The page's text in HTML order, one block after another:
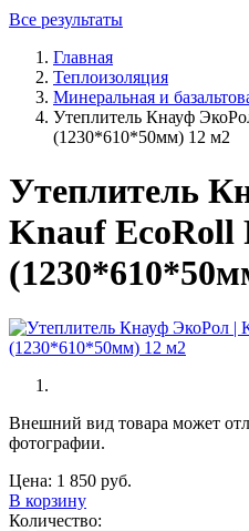
Все результаты
Главная
Теплоизоляция
Минеральная и
Утеплитель Кнауф
(1230*610*50мм) 12 м2
Утеплитель
Knauf EcoRoll
Внешний вид товара может
фотографии.
Цена: 1 850 руб.
В корзину
Количество: